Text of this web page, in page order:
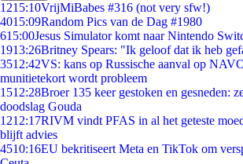
1215:10VrijMiBabes #316 (not very sfw!)
4015:09Random Pics van de Dag #1980
615:00Jesus Simulator komt naar Nintendo
1913:26Britney Spears: "Ik geloof dat ik heb
3512:42VS: kans op Russische aanval op
munitietekort wordt probleem
1512:28Broer 135 keer gestoken en gesneden:
doodslag Gouda
1212:17RIVM vindt PFAS in al het geteste
blijft advies
4510:16EU bekritiseert Meta en TikTok om